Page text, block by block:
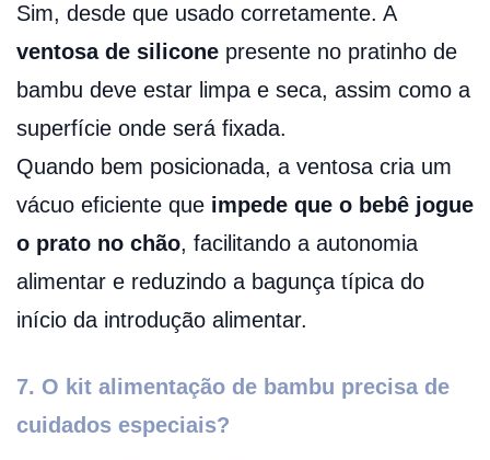
Sim, desde que usado corretamente. A
ventosa de silicone presente no pratinho de
bambu deve estar limpa e seca, assim como a
superfície onde será fixada.
Quando bem posicionada, a ventosa cria um
vácuo eficiente que impede que o bebê jogue
o prato no chão, facilitando a autonomia
alimentar e reduzindo a bagunça típica do
início da introdução alimentar.
7. O kit alimentação de bambu precisa de
cuidados especiais?